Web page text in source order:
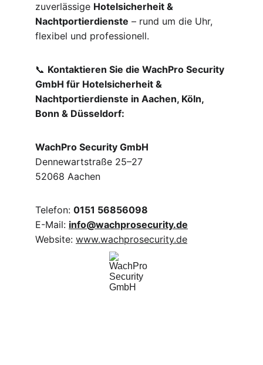
zuverlässige Hotelsicherheit &
Nachtportierdienste – rund um die Uhr,
flexibel und professionell.
📞 Kontaktieren Sie die WachPro Security
GmbH für Hotelsicherheit &
Nachtportierdienste in Aachen, Köln,
Bonn & Düsseldorf:
WachPro Security GmbH
Dennewartstraße 25–27
52068 Aachen
Telefon: 0151 56856098
E-Mail: info@wachprosecurity.de
Website: www.wachprosecurity.de